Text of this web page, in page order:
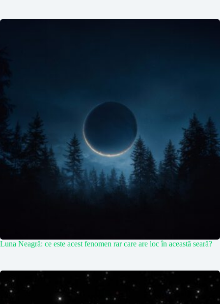
Luna Neagră: ce este acest fenomen rar care are loc în această seară?